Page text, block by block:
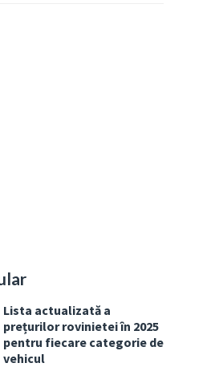
Lista actualizată a
prețurilor rovinietei în 2025
pentru fiecare categorie de
vehicul